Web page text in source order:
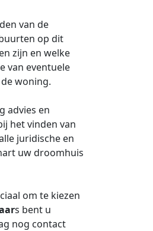
van de
op dit
zijn en welke
van eventuele
woning.
advies en
het vinden van
juridische en
uw droomhuis
om te kiezen
s bent u
nog contact